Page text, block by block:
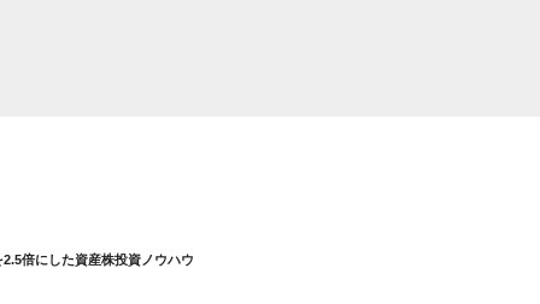
倍にした資産株投資ノウハウ